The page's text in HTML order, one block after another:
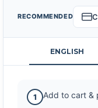
RECOMMENDED
ENGLISH
1 Add to cart &